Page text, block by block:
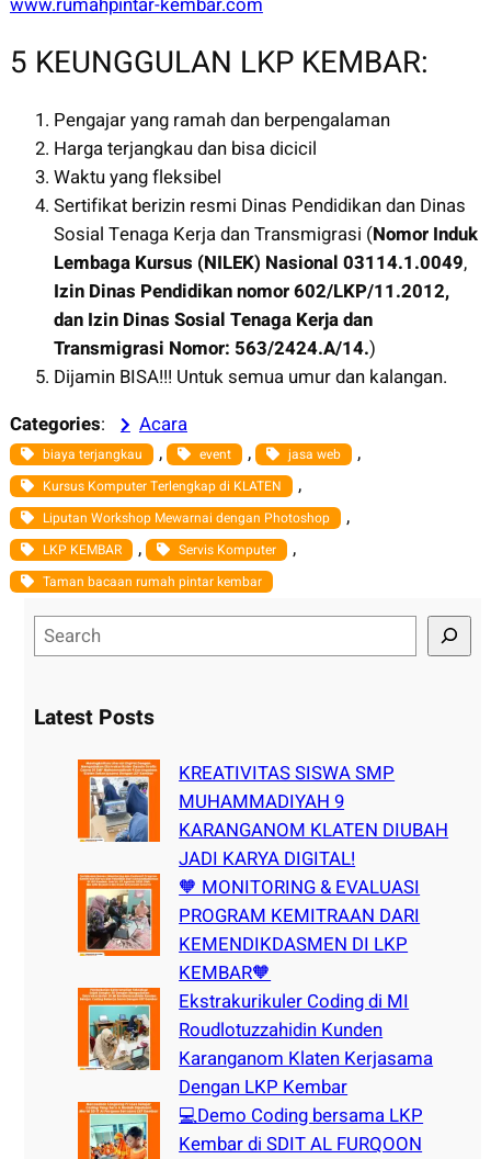
5 KEUNGGULAN LKP KEMBAR:
Pengajar yang ramah dan berpengalaman
Harga terjangkau dan bisa dicicil
Waktu yang fleksibel
Sertifikat berizin resmi Dinas Pendidikan dan Dinas
Sosial Tenaga Kerja dan Transmigrasi (Nomor Induk
Lembaga Kursus (NILEK) Nasional 03114.1.0049,
Izin Dinas Pendidikan nomor 602/LKP/11.2012,
dan Izin Dinas Sosial Tenaga Kerja dan
Transmigrasi Nomor: 563/2424.A/14.)
Dijamin BISA!!! Untuk semua umur dan kalangan.
Categories: Acara
biaya terjangkau , event , jasa web ,
Kursus Komputer Terlengkap di KLATEN ,
Liputan Workshop Mewarnai dengan Photoshop ,
LKP KEMBAR , Servis Komputer ,
Taman bacaan rumah pintar kembar
e
rLatest Posts
KREATIVITAS SISWA SMP
MUHAMMADIYAH 9
KARANGANOM KLATEN DIUBAH
JADI KARYA DIGITAL!
🧡 MONITORING & EVALUASI
PROGRAM KEMITRAAN DARI
KEMENDIKDASMEN DI LKP
KEMBAR🧡
Ekstrakurikuler Coding di MI
Roudlotuzzahidin Kunden
Karanganom Klaten Kerjasama
Dengan LKP Kembar
💻Demo Coding bersama LKP
Kembar di SDIT AL FURQOON